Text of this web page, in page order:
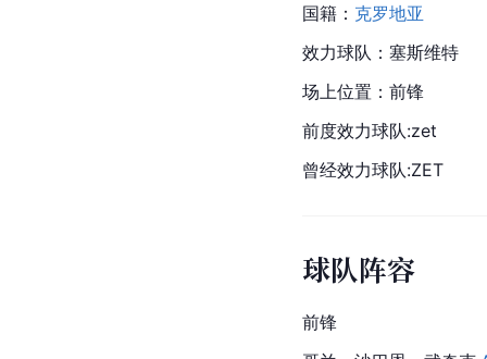
国籍： 克罗地亚
效力球队： 塞斯维特
场上位置：前锋
前度效力球队:zet
曾经效力球队:ZET
球队阵容
前锋